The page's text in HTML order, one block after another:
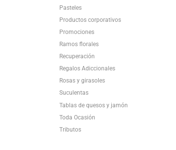
Pasteles
Productos corporativos
Promociones
Ramos florales
Recuperación
Regalos Adiccionales
Rosas y girasoles
Suculentas
Tablas de quesos y jamón
Toda Ocasión
Tributos